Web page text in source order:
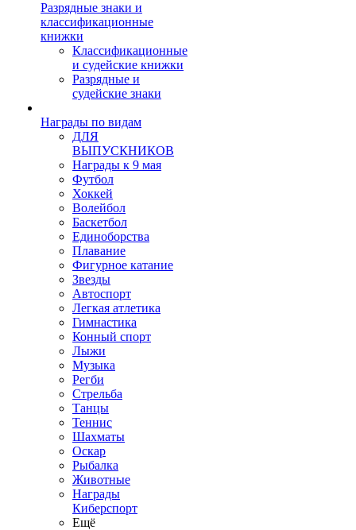
Разрядные знаки и
классификационные
книжки
Классификационные
и судейские книжки
Разрядные и
судейские знаки
Награды по видам
ДЛЯ
ВЫПУСКНИКОВ
Награды к 9 мая
Футбол
Хоккей
Волейбол
Баскетбол
Единоборства
Плавание
Фигурное катание
Звезды
Автоспорт
Легкая атлетика
Гимнастика
Конный спорт
Лыжи
Музыка
Регби
Стрельба
Танцы
Теннис
Шахматы
Оскар
Рыбалка
Животные
Награды
Киберспорт
Ещё